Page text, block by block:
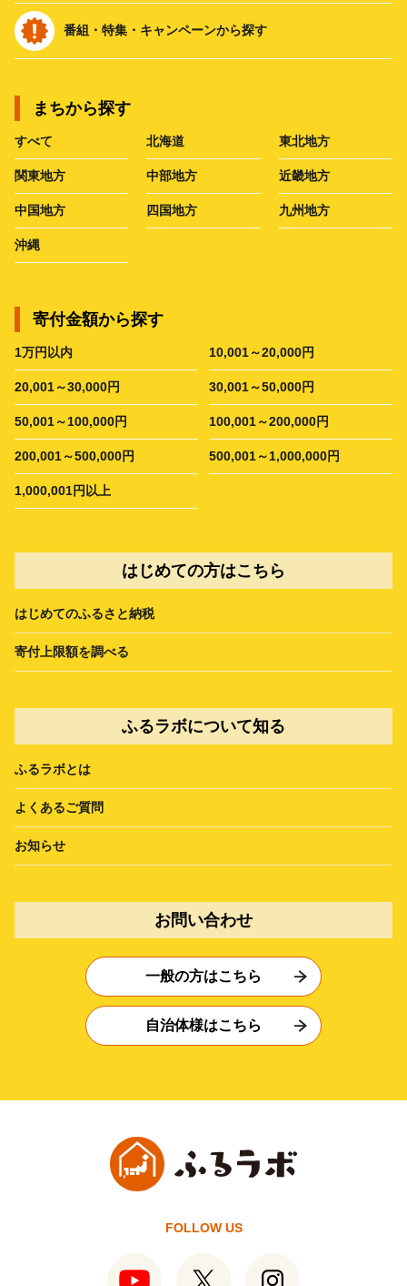
番組・特集・キャンペーンから探す
まちから探す
すべて 北海道 東北地方
関東地方 中部地方 近畿地方
中国地方 四国地方 九州地方
沖縄
寄付金額から探す
1万円以内 10,001～20,000円
20,001～30,000円 30,001～50,000円
50,001～100,000円 100,001～200,000円
200,001～500,000円 500,001～1,000,000円
1,000,001円以上
はじめての方はこちら
はじめてのふるさと納税
寄付上限額を調べる
ふるラボについて知る
ふるラボとは
よくあるご質問
お知らせ
お問い合わせ
一般の方はこちら
自治体様はこちら
FOLLOW US